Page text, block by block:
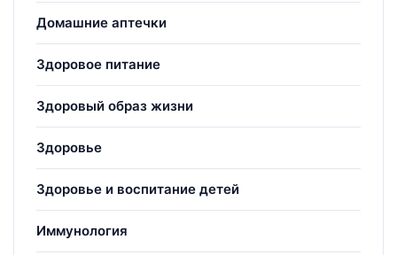
Домашние аптечки
Здоровое питание
Здоровый образ жизни
Здоровье
Здоровье и воспитание детей
Иммунология